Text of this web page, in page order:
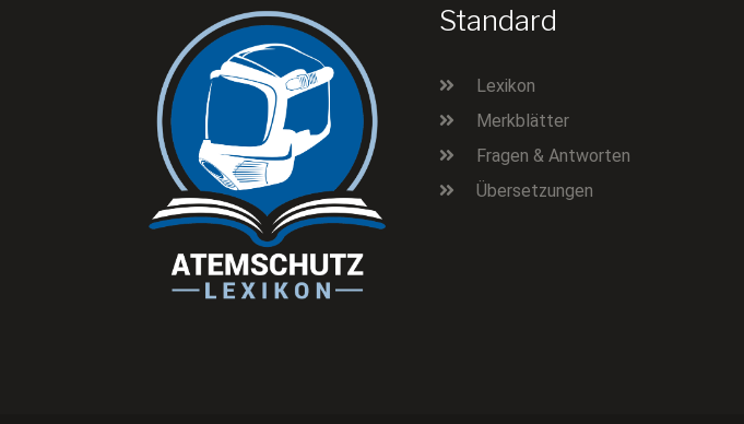
Standard
Lexikon
Merkblätter
Fragen & Antworten
Übersetzungen